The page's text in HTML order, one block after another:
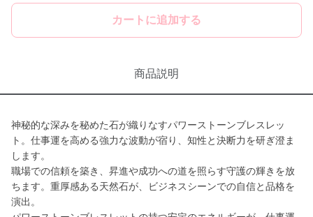
カートに追加する
商品説明
神秘的な深みを秘めた石が織りなすパワーストーンブレスレッ
ト。仕事運を高める強力な波動が宿り、知性と決断力を研ぎ澄ま
します。
職場での信頼を築き、昇進や成功への道を照らす守護の輝きを放
ちます。重厚感ある天然石が、ビジネスシーンでの自信と品格を
演出。